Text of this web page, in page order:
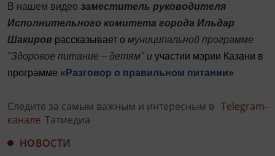
В нашем видео заместитель руководителя
Исполнительного комитета города Ильдар
Шакиров рассказывает о муниципальной программе
"Здоровое питание – детям" и участии мэрии Казани в
программе «Разговор о правильном питании»
Следите за самым важным и интересным в Telegram-
канале Татмедиа
НОВОСТИ